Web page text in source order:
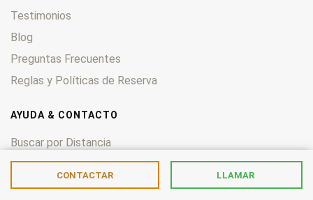
Testimonios
Blog
Preguntas Frecuentes
Reglas y Políticas de Reserva
AYUDA & CONTACTO
Buscar por Distancia
Como publicar
Como Publicar Alquiler Reserva